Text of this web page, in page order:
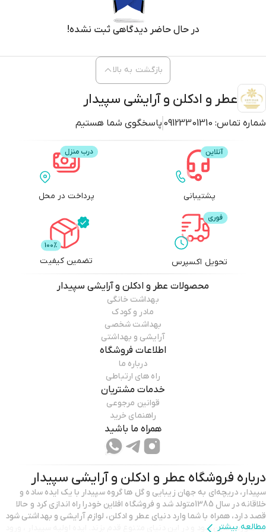
در حال حاضر دیدگاهی ثبت نشده!
عطر و ادکلن و آرایشی سپیدار
شماره تماس: 09123301310 پاسخگوی شما هستیم
بازگشت به بالا
پشتیبانی پرداخت در محل
تحویل اکسپرس تضمین کیفیت
محصولات عطر و ادکلن و آرایشی سپیدار
بهداشت خانگی
مادر و کودک
بهداشت شخصی
آرایشی و بهداشتی
اطلاعات فروشگاه
درباره ما
راه های ارتباطی
خدمات مشتریان
قوانین مرجوعی
راهنمای خرید
همراه ما باشید
درباره فروشگاه عطر و ادکلن و آرایشی سپیدار
سپیدار، دریچه‌ای به جهان زیبایی و گل ها گروه سپیدار با یک ایده‌ ساده و
خلاقانه در سال 1385متولد شد و فروشگاه افلاین خودرا راه اندازی کرد و حالا
قصد دارد، همراه با شما وارد دنیای عطر و ادکلن، لوازم آرایشی و بهداشتی شود
مطالعه بیشتر